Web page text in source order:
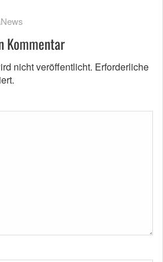
Kommentar
nicht veröffentlicht. Erforderliche